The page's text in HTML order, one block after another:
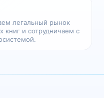
легальный рынок
книг и сотрудничаем с